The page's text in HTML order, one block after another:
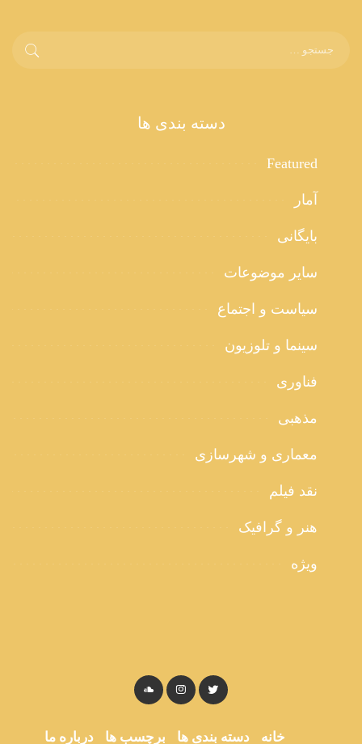
دسته بندی ها
Featured
آمار
بایگانی
سایر موضوعات
سیاست و اجتماع
سینما و تلوزیون
فناوری
مذهبی
معماری و شهرسازی
نقد فیلم
هنر و گرافیک
ویژه
خانه دسته بندی ها برچسب ها درباره ما